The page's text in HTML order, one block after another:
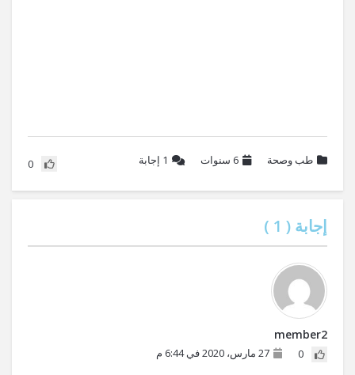
طب وصحة 6 سنوات 1 إجابة 0
إجابة ( 1
)
member2
0 27 مارس، 2020 في 6:44 م